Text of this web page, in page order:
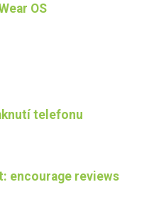
OS
telefonu
encourage reviews